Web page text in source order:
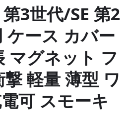
3世代/SE 第2
ース カバー
マグネット フ
軽量 薄型 ワ
可 スモーキ